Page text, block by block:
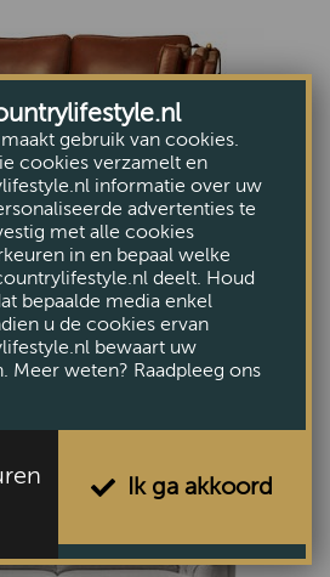
gebruik van cookies.
cookies verzamelt en
informatie over uw
advertenties te
met alle cookies
in en bepaal welke
deelt. Houd
bepaalde media enkel
u de cookies ervan
bewaart uw
Meer weten? Raadpleeg ons
Ik ga akkoord